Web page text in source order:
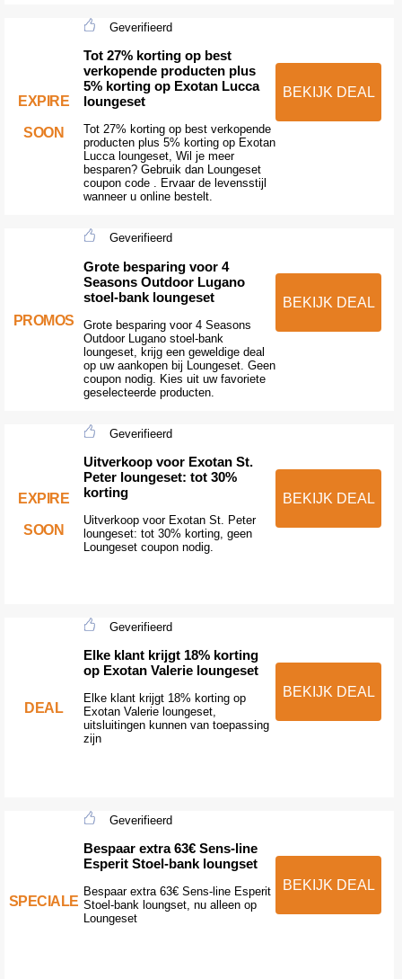
EXPIRE
SOON
Geverifieerd
Tot 27% korting op best
verkopende producten plus
5% korting op Exotan Lucca
loungeset
Tot 27% korting op best verkopende
producten plus 5% korting op Exotan
Lucca loungeset, Wil je meer
besparen? Gebruik dan Loungeset
coupon code . Ervaar de levensstijl
wanneer u online bestelt.
BEKIJK DEAL
PROMOS
Geverifieerd
Grote besparing voor 4
Seasons Outdoor Lugano
stoel-bank loungeset
Grote besparing voor 4 Seasons
Outdoor Lugano stoel-bank
loungeset, krijg een geweldige deal
op uw aankopen bij Loungeset. Geen
coupon nodig. Kies uit uw favoriete
geselecteerde producten.
BEKIJK DEAL
EXPIRE
SOON
Geverifieerd
Uitverkoop voor Exotan St.
Peter loungeset: tot 30%
korting
Uitverkoop voor Exotan St. Peter
loungeset: tot 30% korting, geen
Loungeset coupon nodig.
BEKIJK DEAL
DEAL
Geverifieerd
Elke klant krijgt 18% korting
op Exotan Valerie loungeset
Elke klant krijgt 18% korting op
Exotan Valerie loungeset,
uitsluitingen kunnen van toepassing
zijn
BEKIJK DEAL
SPECIALE
Geverifieerd
Bespaar extra 63€ Sens-line
Esperit Stoel-bank loungset
Bespaar extra 63€ Sens-line Esperit
Stoel-bank loungset, nu alleen op
Loungeset
BEKIJK DEAL